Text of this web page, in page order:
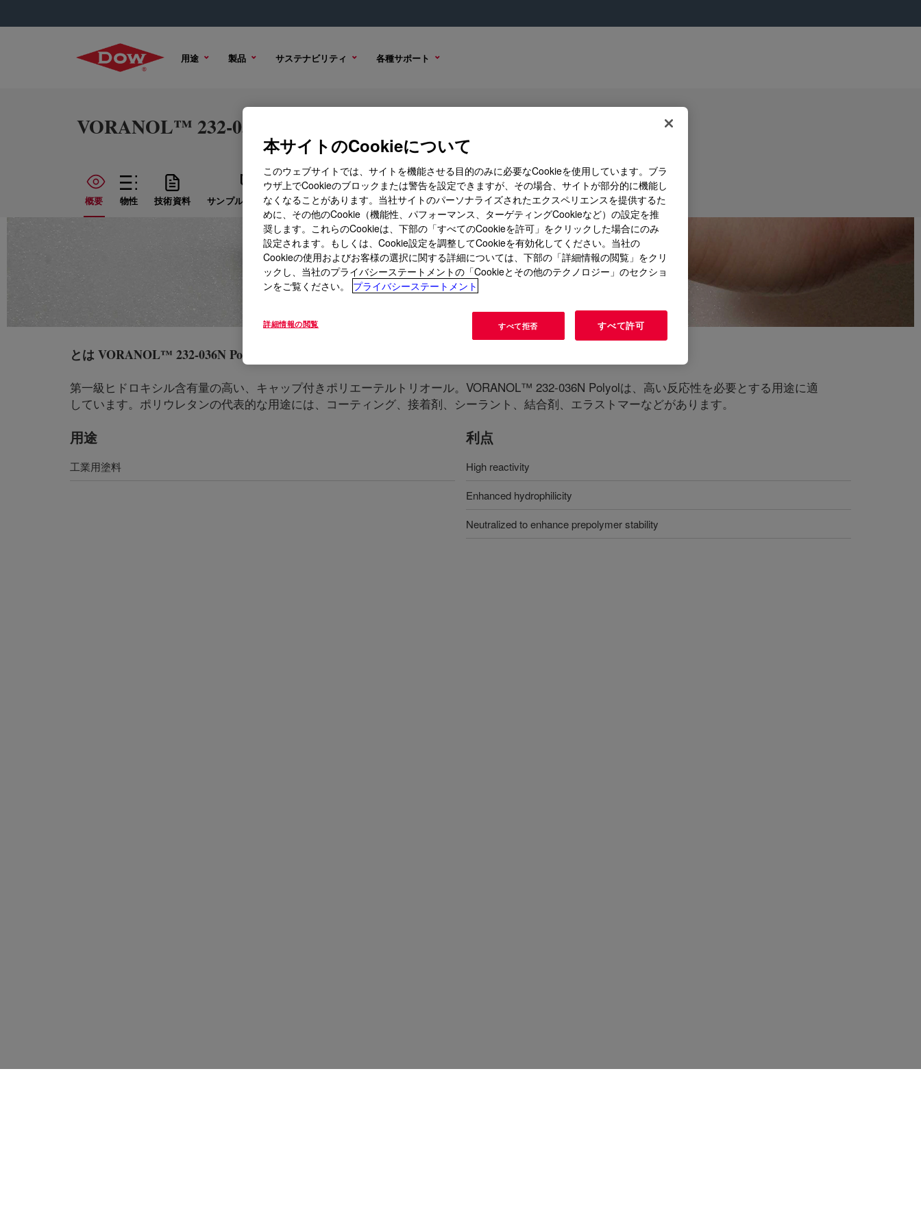
用途 製品 サステナビリティ 各種サポート
VORANOL™ 232-036N Polyol
概要 物性 技術資料 サンプル オプション 購入オプション
とはVORANOL™ 232-036N Polyol
第一級ヒドロキシル含有量の高い、キャップ付きポリエーテルトリオール。VORANOL™ 232-036N Polyolは、高い反応性を必要とする用途に適
しています。ポリウレタンの代表的な用途には、コーティング、接着剤、シーラント、結合剤、エラストマーなどがあります。
用途
工業用塗料
利点
High reactivity
Enhanced hydrophilicity
Neutralized to enhance prepolymer stability
本サイトのCookieについて
このウェブサイトでは、サイトを機能させる目的のみに必要なCookieを使用しています。ブラ
ウザ上でCookieのブロックまたは警告を設定できますが、その場合、サイトが部分的に機能し
なくなることがあります。当社サイトのパーソナライズされたエクスペリエンスを提供するた
めに、その他のCookie（機能性、パフォーマンス、ターゲティングCookieなど）の設定を推
奨します。これらのCookieは、下部の「すべてのCookieを許可」をクリックした場合にのみ
設定されます。もしくは、Cookie設定を調整してCookieを有効化してください。当社の
Cookieの使用およびお客様の選択に関する詳細については、下部の「詳細情報の閲覧」をクリ
ックし、当社のプライバシーステートメントの「Cookieとその他のテクノロジー」のセクショ
ンをご覧ください。
プライバシーステートメント
詳細情報の閲覧 すべて拒否 すべて許可